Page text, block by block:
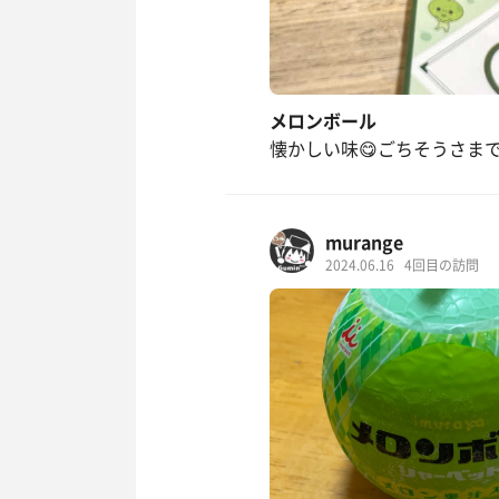
メロンボール
懐かしい味😋ごちそうさま
murange
2024.06.16 4回目の訪問